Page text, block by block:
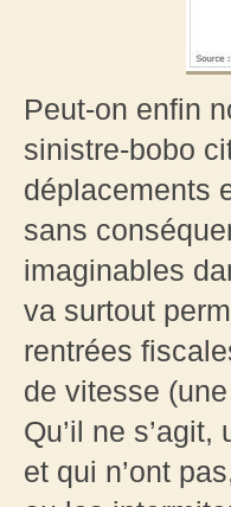
Peut-on enfin
sinistre-bobo
déplacements
sans
imaginables
va surtout
rentrées
de vitesse
Qu’il ne
et qui n’ont